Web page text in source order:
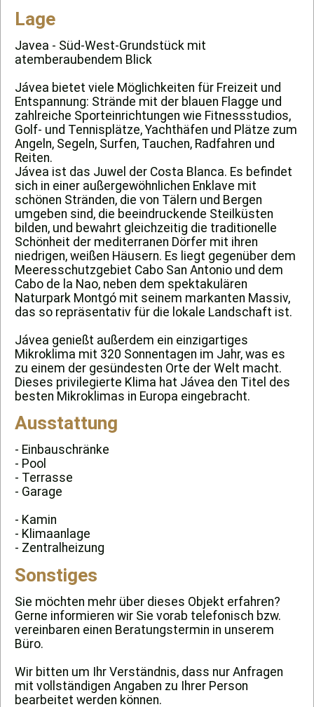
Lage
Javea - Süd-West-Grundstück mit
atemberaubendem Blick
Jávea bietet viele Möglichkeiten für Freizeit und
Entspannung: Strände mit der blauen Flagge und
zahlreiche Sporteinrichtungen wie Fitnessstudios,
Golf- und Tennisplätze, Yachthäfen und Plätze zum
Angeln, Segeln, Surfen, Tauchen, Radfahren und
Reiten.
Jávea ist das Juwel der Costa Blanca. Es befindet
sich in einer außergewöhnlichen Enklave mit
schönen Stränden, die von Tälern und Bergen
umgeben sind, die beeindruckende Steilküsten
bilden, und bewahrt gleichzeitig die traditionelle
Schönheit der mediterranen Dörfer mit ihren
niedrigen, weißen Häusern. Es liegt gegenüber dem
Meeresschutzgebiet Cabo San Antonio und dem
Cabo de la Nao, neben dem spektakulären
Naturpark Montgó mit seinem markanten Massiv,
das so repräsentativ für die lokale Landschaft ist.
Jávea genießt außerdem ein einzigartiges
Mikroklima mit 320 Sonnentagen im Jahr, was es
zu einem der gesündesten Orte der Welt macht.
Dieses privilegierte Klima hat Jávea den Titel des
besten Mikroklimas in Europa eingebracht.
Ausstattung
- Einbauschränke
- Pool
- Terrasse
- Garage
- Kamin
- Klimaanlage
- Zentralheizung
Sonstiges
Sie möchten mehr über dieses Objekt erfahren?
Gerne informieren wir Sie vorab telefonisch bzw.
vereinbaren einen Beratungstermin in unserem
Büro.
Wir bitten um Ihr Verständnis, dass nur Anfragen
mit vollständigen Angaben zu Ihrer Person
bearbeitet werden können.